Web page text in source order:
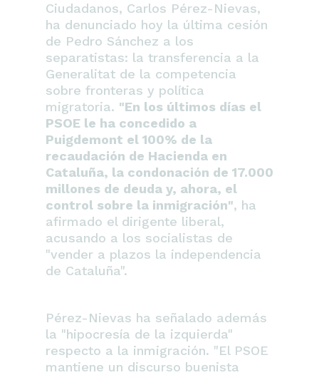
Ciudadanos, Carlos Pérez-Nievas,
ha denunciado hoy la última cesión
de Pedro Sánchez a los
separatistas: la transferencia a la
Generalitat de la competencia
sobre fronteras y política
migratoria. "En los últimos días el
PSOE le ha concedido a
Puigdemont el 100% de la
recaudación de Hacienda en
Cataluña, la condonación de 17.000
millones de deuda y, ahora, el
control sobre la inmigración", ha
afirmado el dirigente liberal,
acusando a los socialistas de
"vender a plazos la independencia
de Cataluña".
Pérez-Nievas ha señalado además
la "hipocresía de la izquierda"
respecto a la inmigración. "El PSOE
mantiene un discurso buenista